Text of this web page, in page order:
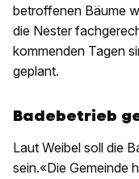
betroffenen Bäume
die Nester
kommenden Tagen
geplant.
Badebetrieb
Laut Weibel soll die
sein.«Die Gemeinde